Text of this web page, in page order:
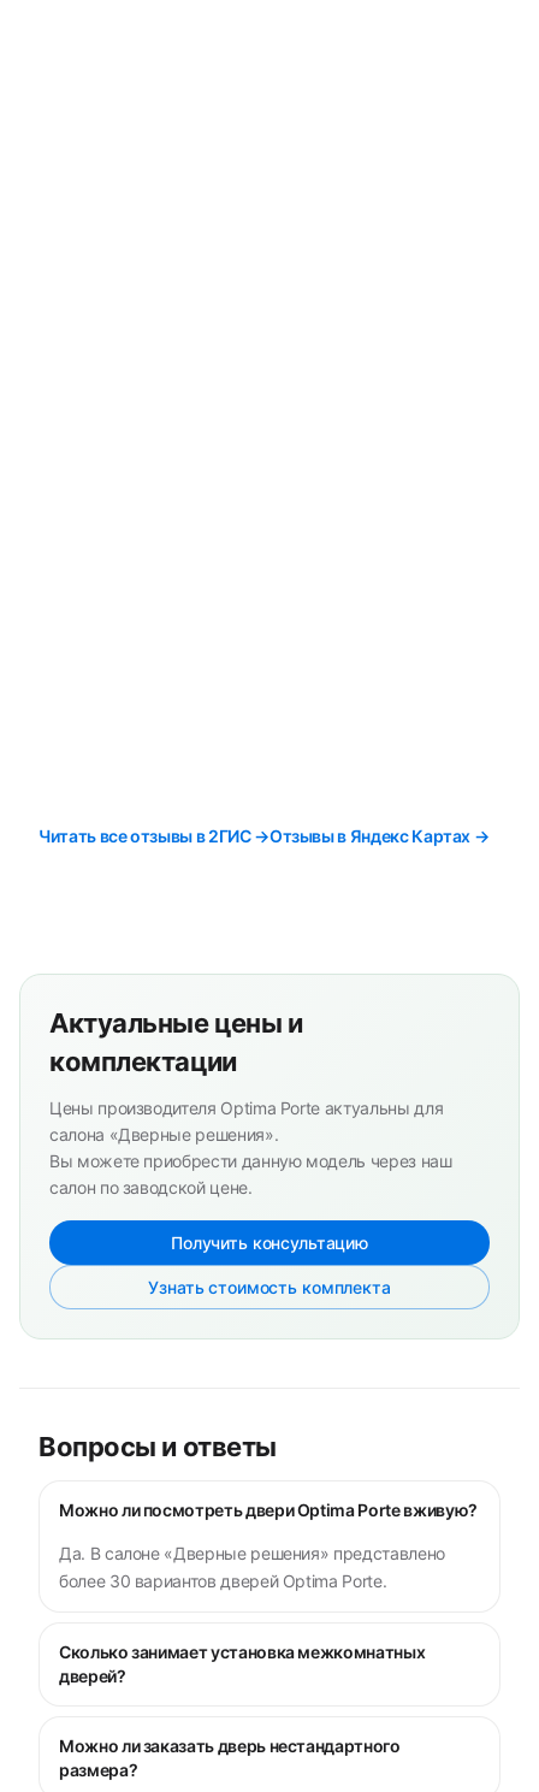
Читать все отзывы в 2ГИС →Отзывы в Яндекс Картах →
Актуальные цены и
комплектации
Цены производителя Optima Porte актуальны для
салона «Дверные решения».
Вы можете приобрести данную модель через наш
салон по заводской цене.
Получить консультацию
Узнать стоимость комплекта
Вопросы и ответы
Можно ли посмотреть двери Optima Porte вживую?
Да. В салоне «Дверные решения» представлено
более 30 вариантов дверей Optima Porte.
Сколько занимает установка межкомнатных
дверей?
Можно ли заказать дверь нестандартного
размера?